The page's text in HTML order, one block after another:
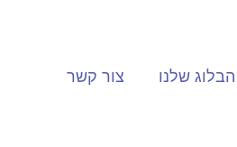
הבלוג שלנו צור קשר